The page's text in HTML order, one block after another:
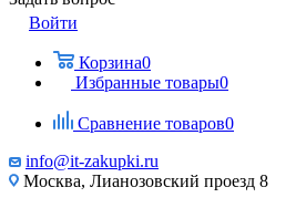
Войти
Корзина0
Избранные товары0
Сравнение товаров0
info@it-zakupki.ru
Москва, Лианозовский проезд 8